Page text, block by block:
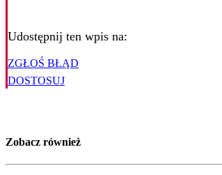
Udostępnij ten wpis na:
ZGŁOŚ BŁĄD
DOSTOSUJ
Zobacz również